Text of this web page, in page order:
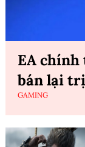
EA
bán lại
GAMING